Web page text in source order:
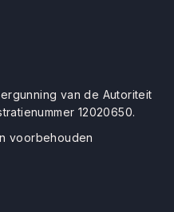
van de Autoriteit
12020650.
voorbehouden